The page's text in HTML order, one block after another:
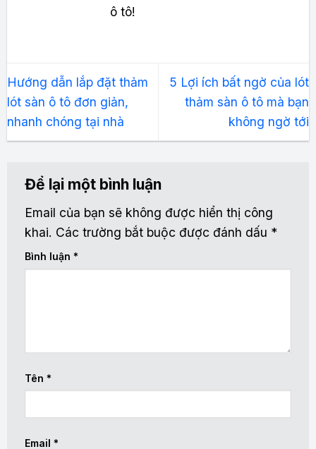
ô tô!
Hướng dẫn lắp đặt thảm
lót sàn ô tô đơn giản,
nhanh chóng tại nhà
5 Lợi ích bất ngờ của lót
thảm sàn ô tô mà bạn
không ngờ tới
Để lại một bình luận
Email của bạn sẽ không được hiển thị công
khai. Các trường bắt buộc được đánh dấu *
Bình luận *
Tên *
Email *